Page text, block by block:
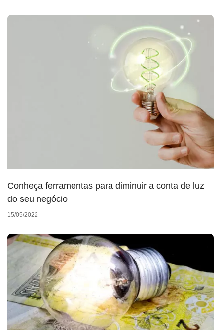
Conheça ferramentas para diminuir a conta de luz
do seu negócio
15/05/2022